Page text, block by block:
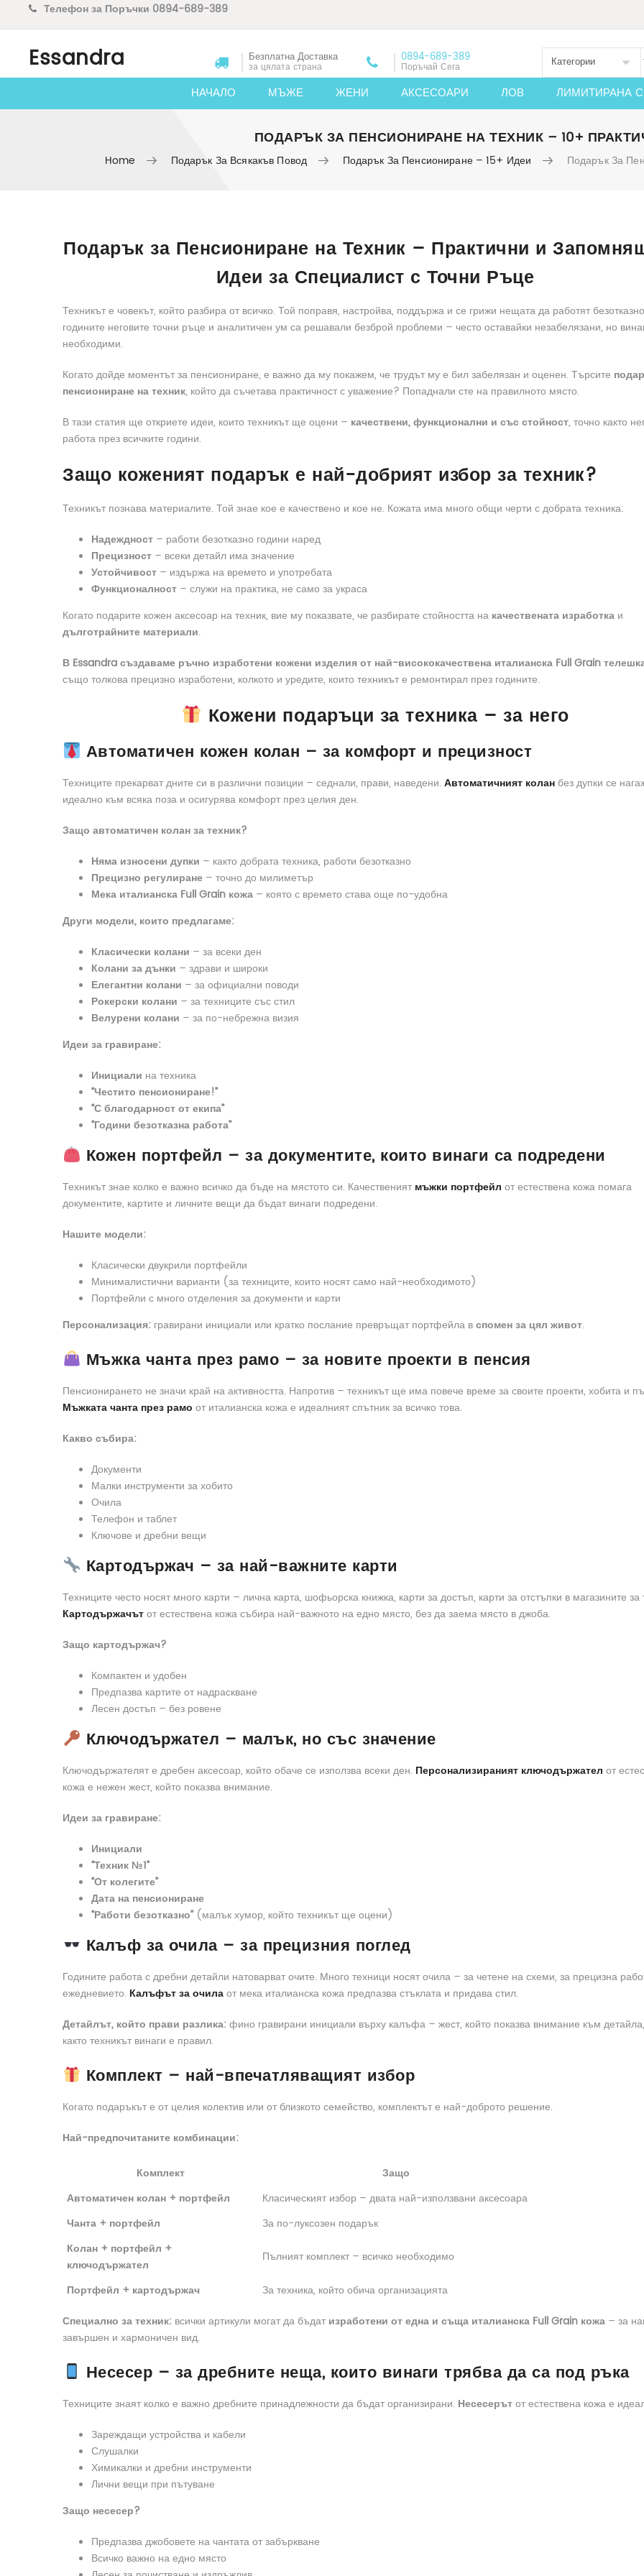
Телефон за Поръчки 0894-689-389
Essandra Безплатна Доставка
за цялата страна
0894-689-389
Поръчай Сега Категории
НАЧАЛО МЪЖЕ ЖЕНИ АКСЕСОАРИ ЛОВ ЛИМИТИРАНА
ПОДАРЪК ЗА ПЕНСИОНИРАНЕ НА ТЕХНИК – 10+
Home Подарък За Всякакъв Повод Подарък За Пенсиониране – 15+ Идеи Подарък За
Подарък за Пенсиониране на Техник – Практични и
Идеи за Специалист с Точни Ръце
Техникът е човекът, който разбира от всичко. Той поправя, настройва, поддържа и се грижи нещата да работят
годините неговите точни ръце и аналитичен ум са решавали безброй проблеми – често оставайки незабелязани, но
необходими.
Когато дойде моментът за пенсиониране, е важно да му покажем, че трудът му е бил забелязан и оценен. Търсите
пенсиониране на техник, който да съчетава практичност с уважение? Попаднали сте на правилното място.
В тази статия ще откриете идеи, които техникът ще оцени – качествени, функционални и със стойност, точно както
работа през всичките години.
Защо коженият подарък е най-добрият избор за техник?
Техникът познава материалите. Той знае кое е качествено и кое не. Кожата има много общи черти с добрата техника:
Надеждност – работи безотказно години наред
Прецизност – всеки детайл има значение
Устойчивост – издържа на времето и употребата
Функционалност – служи на практика, не само за украса
Когато подарите кожен аксесоар на техник, вие му показвате, че разбирате стойността на качествената изработка и
дълготрайните материали.
В Essandra създаваме ръчно изработени кожени изделия от най-висококачествена италианска Full Grain
също толкова прецизно изработени, колкото и уредите, които техникът е ремонтирал през годините.
Кожени подаръци за техника – за него
Автоматичен кожен колан – за комфорт и прецизност
Техниците прекарват дните си в различни позиции – седнали, прави, наведени.Автоматичният колан без дупки се
идеално към всяка поза и осигурява комфорт през целия ден.
Защо автоматичен колан за техник?
Няма износени дупки – както добрата техника, работи безотказно
Прецизно регулиране – точно до милиметър
Мека италианска Full Grain кожа – която с времето става още по-удобна
Други модели, които предлагаме:
Класически колани – за всеки ден
Колани за дънки – здрави и широки
Елегантни колани – за официални поводи
Рокерски колани – за техниците със стил
Велурени колани – за по-небрежна визия
Идеи за гравиране:
Инициали на техника
“Честито пенсиониране!”
“С благодарност от екипа”
“Години безотказна работа”
Кожен портфейл – за документите, които винаги са подредени
Техникът знае колко е важно всичко да бъде на мястото си. Качественият мъжки портфейл от естествена кожа помага
документите, картите и личните вещи да бъдат винаги подредени.
Нашите модели:
Класически двукрили портфейли
Минималистични варианти (за техниците, които носят само най-необходимото)
Портфейли с много отделения за документи и карти
Персонализация: гравирани инициали или кратко послание превръщат портфейла вспомен за цял живот.
Мъжка чанта през рамо – за новите проекти в пенсия
Пенсионирането не значи край на активността. Напротив – техникът ще има повече време за своите проекти, хобита и
Мъжката чанта през рамо от италианска кожа е идеалният спътник за всичко това.
Какво събира:
Документи
Малки инструменти за хобито
Очила
Телефон и таблет
Ключове и дребни вещи
Картодържач – за най-важните карти
Техниците често носят много карти – лична карта, шофьорска книжка, карти за достъп, карти за отстъпки в магазините за
Картодържачътот естествена кожа събира най-важното на едно място, без да заема място в джоба.
Защо картодържач?
Компактен и удобен
Предпазва картите от надраскване
Лесен достъп – без ровене
Ключодържател – малък, но със значение
Ключодържателят е дребен аксесоар, който обаче се използва всеки ден. Персонализираният ключодържател от
кожа е нежен жест, който показва внимание.
Идеи за гравиране:
Инициали
“Техник №1”
“От колегите”
Дата на пенсиониране
“Работи безотказно”(малък хумор, който техникът ще оцени)
Калъф за очила – за прецизния поглед
Годините работа с дребни детайли натоварват очите. Много техници носят очила – за четене на схеми, за прецизна
ежедневието. Калъфът за очилаот мека италианска кожа предпазва стъклата и придава стил.
Детайлът, който прави разлика:фино гравирани инициали върху калъфа – жест, който показва внимание към
както техникът винаги е правил.
Комплект – най-впечатляващият избор
Когато подаръкът е от целия колектив или от близкото семейство, комплектът е най-доброто решение.
Най-предпочитаните комбинации:
Комплект
Защо
Автоматичен колан + портфейл
Класическият избор – двата най-използвани аксесоара
Чанта + портфейл
За по-луксозен подарък
Колан + портфейл +
ключодържател
Пълният комплект – всичко необходимо
Портфейл + картодържач
За техника, който обича организацията
Специално за техник: всички артикули могат да бъдат изработени от една и съща италианска Full Grain кожа – за
завършен и хармоничен вид.
Несесер – за дребните неща, които винаги трябва да са под ръка
Техниците знаят колко е важно дребните принадлежности да бъдат организирани. Несесерътот естествена кожа е
Зареждащи устройства и кабели
Слушалки
Химикалки и дребни инструменти
Лични вещи при пътуване
Защо несесер?
Предпазва джобовете на чантата от забъркване
Всичко важно на едно място